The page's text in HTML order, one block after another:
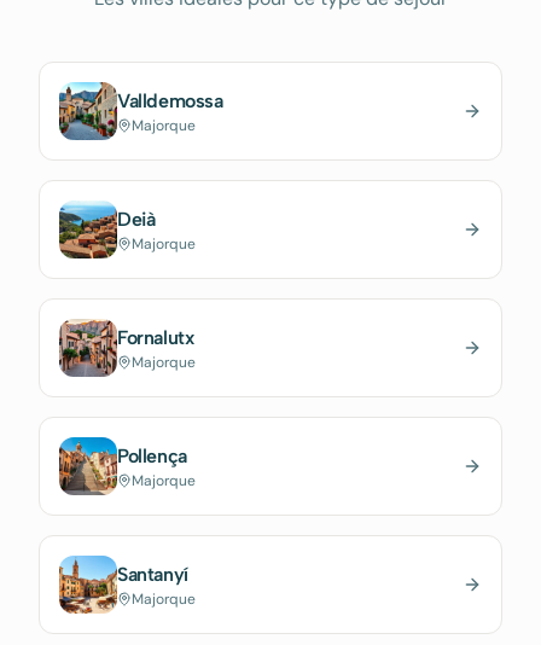
Valldemossa
Majorque
Deià
Majorque
Fornalutx
Majorque
Pollença
Majorque
Santanyí
Majorque